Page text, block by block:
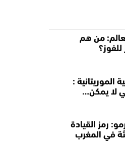
من هم
للفوز؟
الموريتانية :
لا يمكن…
رمز القيادة
في المغرب